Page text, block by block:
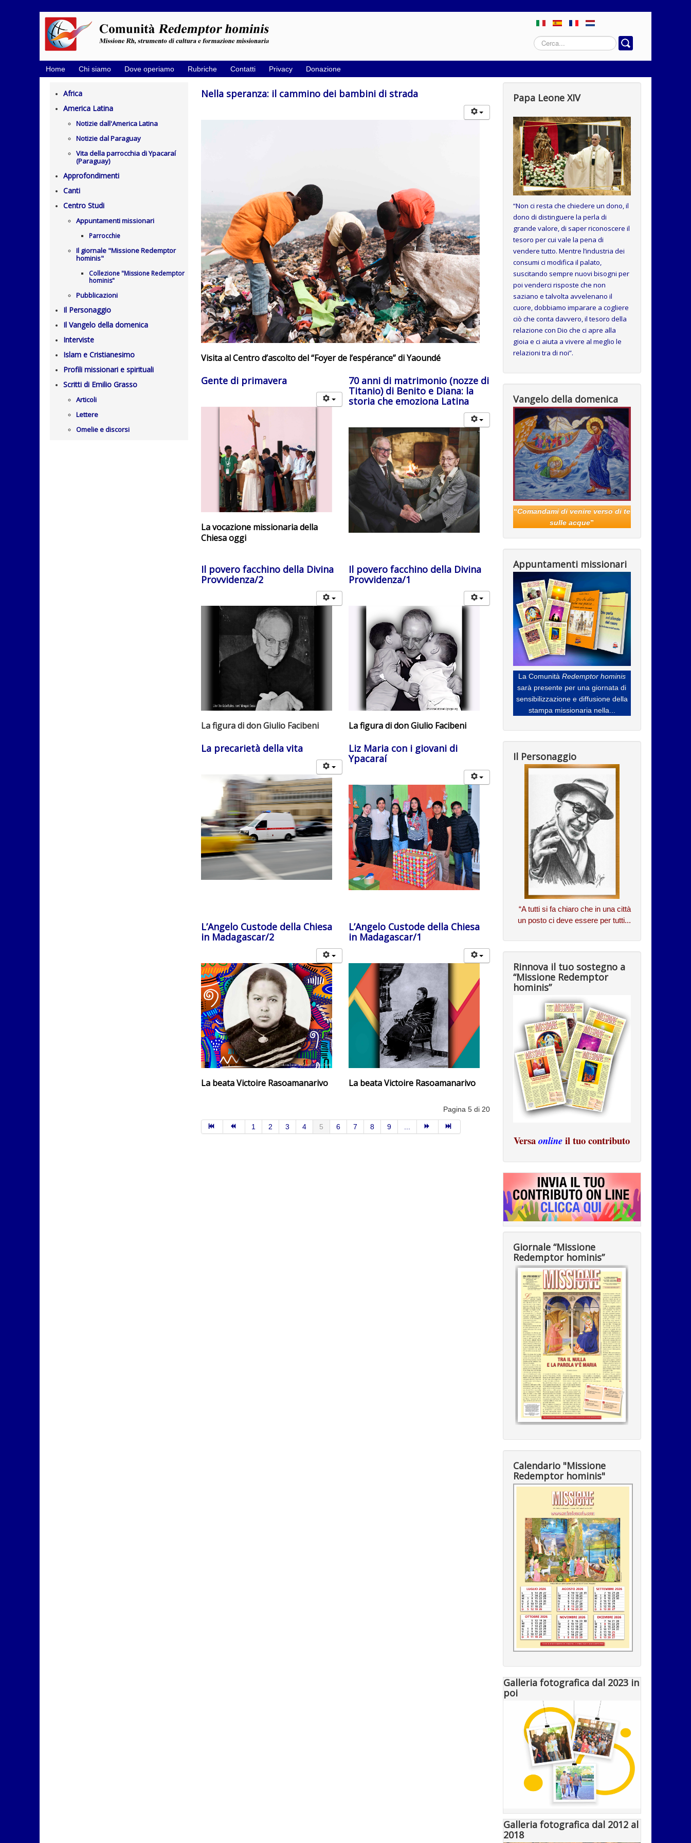
Cerca...
Home Chi siamo Dove operiamo Rubriche Contatti Privacy Donazione
Africa
America Latina
Notizie dall'America Latina
Notizie dal Paraguay
Vita della parrocchia di Ypacaraí
(Paraguay)
Approfondimenti
Canti
Centro Studi
Appuntamenti missionari
Parrocchie
Il giornale "Missione Redemptor
hominis"
Collezione "Missione Redemptor
hominis"
Pubblicazioni
Il Personaggio
Il Vangelo della domenica
Interviste
Islam e Cristianesimo
Profili missionari e spirituali
Scritti di Emilio Grasso
Articoli
Lettere
Omelie e discorsi
Nella speranza: il cammino dei bambini di strada
Visita al Centro d’ascolto del “Foyer de l’espérance” di Yaoundé
Gente di primavera
La vocazione missionaria della
Chiesa oggi
70 anni di matrimonio (nozze di
Titanio) di Benito e Diana: la
storia che emoziona Latina
Il povero facchino della Divina
Provvidenza/2
La figura di don Giulio Facibeni
Il povero facchino della Divina
Provvidenza/1
La figura di don Giulio Facibeni
La precarietà della vita
Liz Maria con i giovani di
Ypacaraí
L’Angelo Custode della Chiesa
in Madagascar/2
La beata Victoire Rasoamanarivo
L’Angelo Custode della Chiesa
in Madagascar/1
La beataVictoire Rasoamanarivo
Pagina 5 di 20
1 2 3 4 5 6 7 8 9
Papa Leone XIV
“Non ci resta che chiedere un dono, il
dono di distinguere la perla di
grande valore, di saper riconoscere il
tesoro per cui vale la pena di
vendere tutto. Mentre l’industria dei
consumi ci modifica il palato,
suscitando sempre nuovi bisogni per
poi venderci risposte che non
saziano e talvolta avvelenano il
cuore, dobbiamo imparare a cogliere
ciò che conta davvero, il tesoro della
relazione con Dio che ci apre alla
gioia e ci aiuta a vivere al meglio le
relazioni tra di noi”.
Vangelo della domenica
“Comandami di venire verso di te
sulle acque”
Appuntamenti missionari
La Comunità Redemptor hominis
sarà presente per una giornata di
sensibilizzazione e diffusione della
stampa missionaria nella...
Il Personaggio
“A tutti si fa chiaro che in una città
un posto ci deve essere per tutti...
Rinnova il tuo sostegno a
“Missione Redemptor
hominis”
Versaonline il tuo contributo
Giornale “Missione
Redemptor hominis”
Calendario "Missione
Redemptor hominis"
Galleria fotografica dal 2023 in
poi
Galleria fotografica dal 2012 al
2018